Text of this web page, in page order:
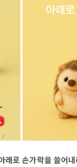
래로 손가락을 쓸어